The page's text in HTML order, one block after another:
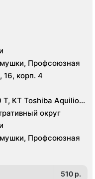
Профсоюзная
16, корп. 4
КТ Toshiba Aquilion
Philips iU22, Philips
округ
Профсоюзная
510 p.